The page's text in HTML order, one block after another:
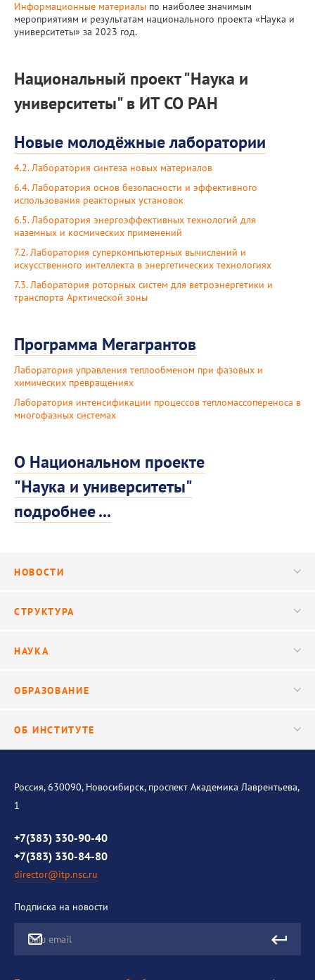
Информационные материалы по наиболее значимым
мероприятиям и результатам национального проекта «Наука и
университеты» за 2023 год.
Национальный проект "Наука и
университеты" в ИТ СО РАН
Новые молодёжные лаборатории
4.2. Лаборатория синтеза новых материалов
6.4. Лаборатория основ безопасности и эффективного
использования реакторных установок
6.5. Лаборатория энергоэффективных технологий для
наземных и космических применений
7.2. Лаборатория суперкомпьютерных вычислений и
искусственного интеллекта в энергетических технологиях
7.3. Лаборатория роторных систем для ветроэнергетики и
транспорта Арктической зоны
Программа Мегагрантов
Лаборатория управления теплообменом при фазовых и
химических превращениях
Лаборатория интенсификации процессов тепломассопереноса в
многофазных системах
О Национальном проекте
"Наука и университеты"
подробнее ...
НОВОСТИ
Видео
СТРУКТУРА
Научные подразделения
НАУКА
Исследования
ОБРАЗОВАНИЕ
ОБ ИНСТИТУТЕ
История института
Контакты
Противодействие коррупции
Россия, 630090, Новосибирск, проспект Академика Лаврентьева,
1
+7(383) 330-90-40
+7(383) 330-84-80
director@itp.nsc.ru
Подписка на новости
Ваш email